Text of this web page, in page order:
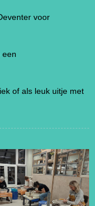
voor
een
of als leuk uitje met